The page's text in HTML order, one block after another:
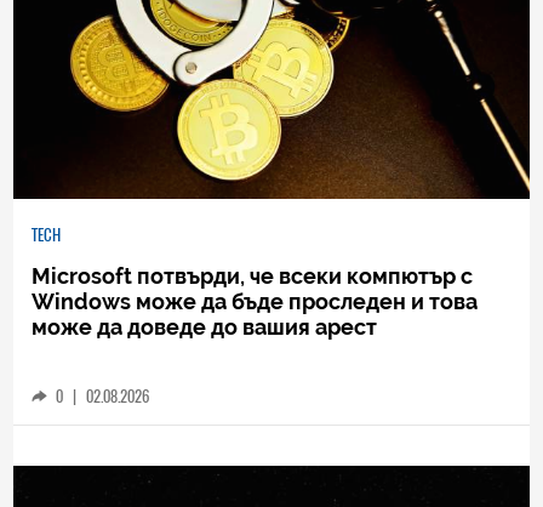
TECH
може да доведе до вашия арест
0 | 02.08.2026